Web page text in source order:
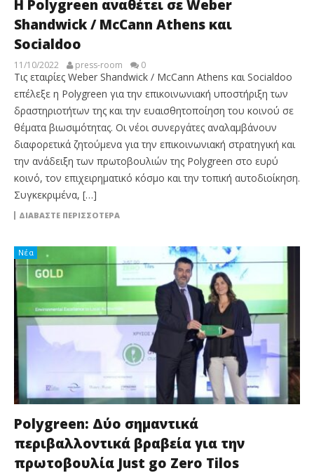
Η Polygreen αναθέτει σε Weber
Shandwick / McCann Athens και
Socialdoo
11/10/2022 press-room 0
Τις εταιρίες Weber Shandwick / McCann Athens και Socialdoo
επέλεξε η Polygreen για την επικοινωνιακή υποστήριξη των
δραστηριοτήτων της και την ευαισθητοποίηση του κοινού σε
θέματα βιωσιμότητας. Οι νέοι συνεργάτες αναλαμβάνουν
διαφορετικά ζητούμενα για την επικοινωνιακή στρατηγική και
την ανάδειξη των πρωτοβουλιών της Polygreen στο ευρύ
κοινό, τον επιχειρηματικό κόσμο και την τοπική αυτοδιοίκηση.
Συγκεκριμένα, […]
ΔΙΑΒΆΣΤΕ ΠΕΡΙΣΣΌΤΕΡΑ
Νέα
Polygreen: Δύο σημαντικά
περιβαλλοντικά βραβεία για την
πρωτοβουλία Just go Zero Tilos